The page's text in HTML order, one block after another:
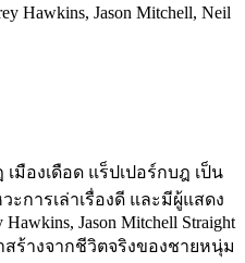
Hawkins, Jason Mitchell, Neil
มืองเดือด แร็ปเปอร์กบฎ เป็น
ะการเล่าเรื่องดี และมีผู้แสดง
Hawkins, Jason Mitchell Straight
สร้างจากชีวิตจริงของชายหนุ่ม